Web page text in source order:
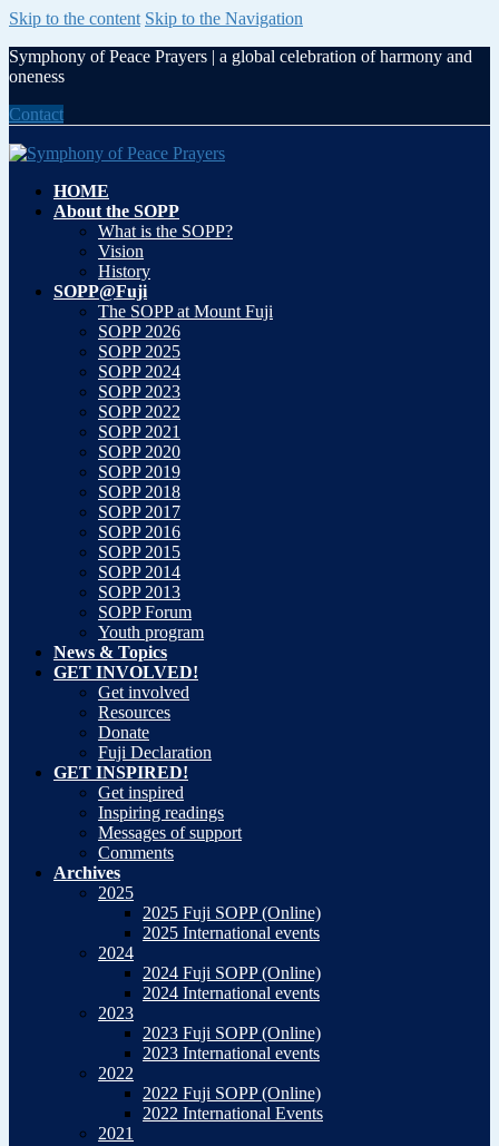
Skip to the content Skip to the Navigation
Symphony of Peace Prayers | a global celebration of harmony and
oneness
Contact
HOME
About the SOPP
What is the SOPP?
Vision
History
SOPP@Fuji
The SOPP at Mount Fuji
SOPP 2026
SOPP 2025
SOPP 2024
SOPP 2023
SOPP 2022
SOPP 2021
SOPP 2020
SOPP 2019
SOPP 2018
SOPP 2017
SOPP 2016
SOPP 2015
SOPP 2014
SOPP 2013
SOPP Forum
Youth program
News & Topics
GET INVOLVED!
Get involved
Resources
Donate
Fuji Declaration
GET INSPIRED!
Get inspired
Inspiring readings
Messages of support
Comments
Archives
2025
2025 Fuji SOPP (Online)
2025 International events
2024
2024 Fuji SOPP (Online)
2024 International events
2023
2023 Fuji SOPP (Online)
2023 International events
2022
2022 Fuji SOPP (Online)
2022 International Events
2021